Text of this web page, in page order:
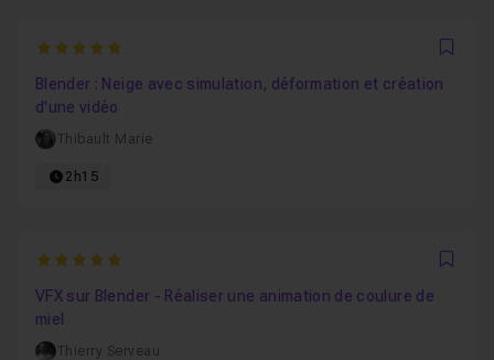
5
Blender : Neige avec simulation, déformation et création
d'une vidéo
Thibault Marie
2h15
5
VFX sur Blender - Réaliser une animation de coulure de
miel
Thierry Serveau